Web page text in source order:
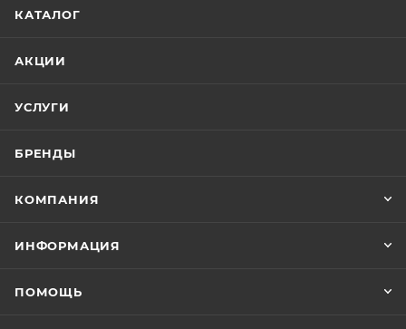
КАТАЛОГ
АКЦИИ
УСЛУГИ
БРЕНДЫ
КОМПАНИЯ
ИНФОРМАЦИЯ
ПОМОЩЬ